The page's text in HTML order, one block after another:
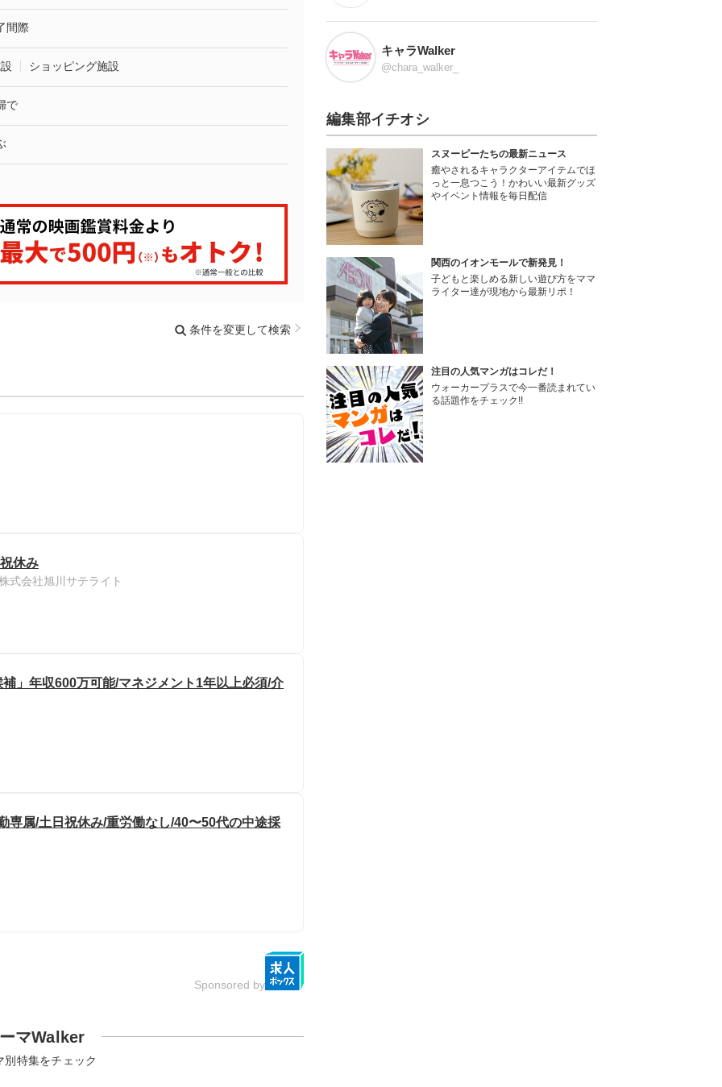
間際
ショッピング施設
で
条件を変更して検索
休み
式会社旭川サテライト
」年収600万可能/マネジメント1年以上必須/介
専属/土日祝休み/重労働なし/40〜50代の中途採
Sponsored by
マWalker
別特集をチェック
キャラWalker
@chara_walker_
編集部イチオシ
スヌーピーたちの最新ニュース
癒やされるキャラクターアイテムでほ
っと一息つこう！かわいい最新グッズ
やイベント情報を毎日配信
関西のイオンモールで新発見！
子どもと楽しめる新しい遊び方をママ
ライター達が現地から最新リポ！
注目の人気マンガはコレだ！
ウォーカープラスで今一番読まれてい
る話題作をチェック!!